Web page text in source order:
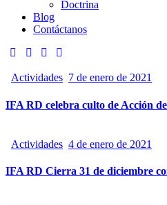
Doctrina
Blog
Contáctanos
Actividades 7 de enero de 2021
IFA RD celebra culto de Acción
Actividades 4 de enero de 2021
IFA RD Cierra 31 de diciembre